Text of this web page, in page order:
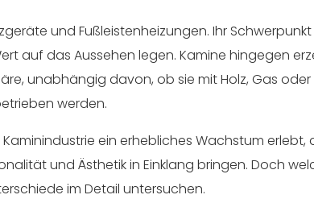
und Fußleistenheizungen. Ihr
auf das Aussehen legen. Kamine hingegen
unabhängig davon, ob sie mit Holz, Gas oder
werden.
ein erhebliches Wachstum erlebt,
und Ästhetik in Einklang bringen. Doch
im Detail untersuchen.